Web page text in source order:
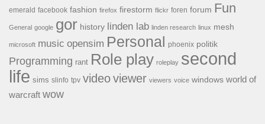
emerald facebook fashion firefox firestorm flickr foren forum Fun
General google gor history linden lab linden research linux mesh
microsoft music opensim Personal phoenix politik
Programming rant Role play roleplay second
life sims slinfo tpv videoviewer viewers voice windows world of
warcraft wow